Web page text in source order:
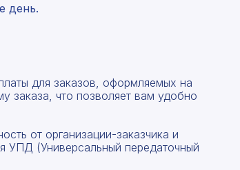
день.
для заказов, оформляемых на
заказа, что позволяет вам удобно
от организации-заказчика и
УПД (Универсальный передаточный